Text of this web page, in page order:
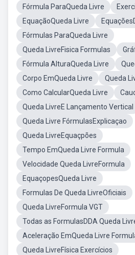
Fórmula ParaQueda Livre
EquaçãoQueda Livre
Fórmulas ParaQueda Livre
Queda LivreFisica Formulas
Fórmula AlturaQueda Livre
Corpo EmQueda Livre
Queda
Como CalcularQueda Livre
Queda LivreE Lançamento Vertical
Queda Livre FórmulasExplicaçao
Queda LivreEquaçpões
Tempo EmQueda Livre Formula
Velocidade Queda LivreFormula
EquaçopesQueda Livre
Formulas De Queda LivreOficiais
Queda LivreFormula VGT
Todas as FormulasDDA Queda
Aceleração EmQueda Livre
Queda LivreFísica Exercícios